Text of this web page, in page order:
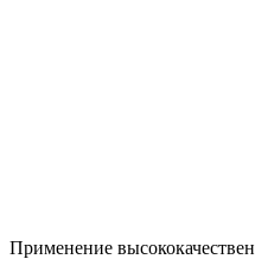
Применение